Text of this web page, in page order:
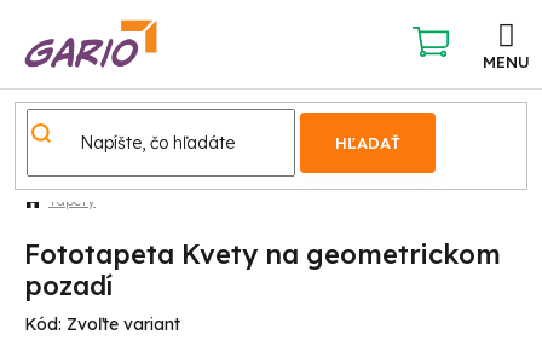
obsah
HĽADAŤ
NÁKUPNÝ
KOŠÍK
Tapety
Fototapeta Kvety na geometrickom
pozadí
Kód: Zvoľte variant